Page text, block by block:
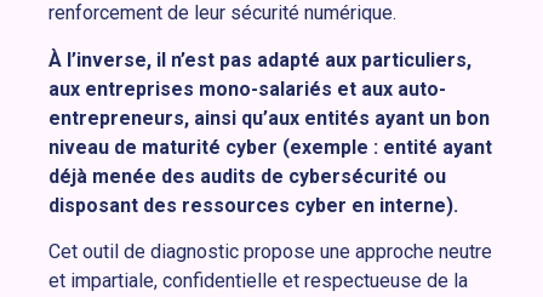
renforcement de leur sécurité numérique.
À l’inverse, il n’est pas adapté aux particuliers,
aux entreprises mono-salariés et aux auto-
entrepreneurs, ainsi qu’aux entités ayant un bon
niveau de maturité cyber (exemple : entité ayant
déjà menée des audits de cybersécurité ou
disposant des ressources cyber en interne).
Cet outil de diagnostic propose une approche neutre
et impartiale, confidentielle et respectueuse de la